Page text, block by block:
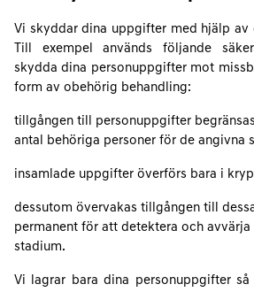
Vi skyddar dina uppgifter med hjälp av
Till exempel används följande
skydda dina personuppgifter mot
form av obehörig behandling:
tillgången till personuppgifter
antal behöriga personer för de angivna
insamlade uppgifter överförs bara i
dessutom övervakas tillgången till
permanent för att detektera och
stadium.
Vi lagrar bara dina personuppgifter